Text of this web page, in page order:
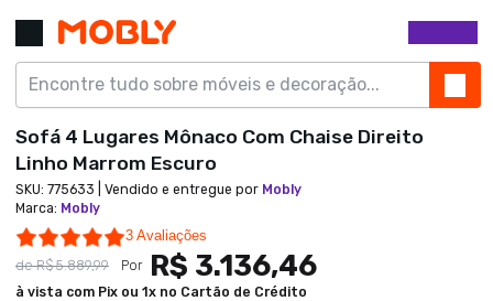
Sofá 4 Lugares Mônaco Com Chaise Direito
Linho Marrom Escuro
SKU: 775633 | Vendido e entregue por Mobly
Marca: Mobly
5.0 star rating
3 Avaliações
deR$ 5.889,99 Por R$ 3.136,46
à vista com Pix ou 1x no Cartão de Crédito